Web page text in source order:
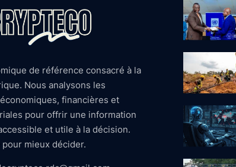
de référence consacré à la
Nous analysons les
financières et
pour offrir une information
et utile à la décision.
mieux décider.